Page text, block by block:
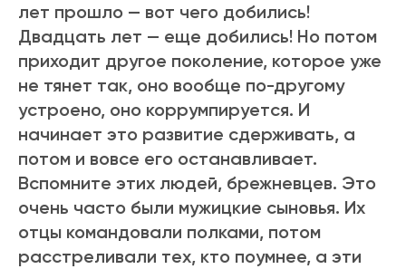
лет прошло — вот чего добились!
Двадцать лет — еще добились! Но потом
приходит другое поколение, которое уже
не тянет так, оно вообще по-другому
устроено, оно коррумпируется. И
начинает это развитие сдерживать, а
потом и вовсе его останавливает.
Вспомните этих людей, брежневцев. Это
очень часто были мужицкие сыновья. Их
отцы командовали полками, потом
расстреливали тех, кто поумнее, а эти